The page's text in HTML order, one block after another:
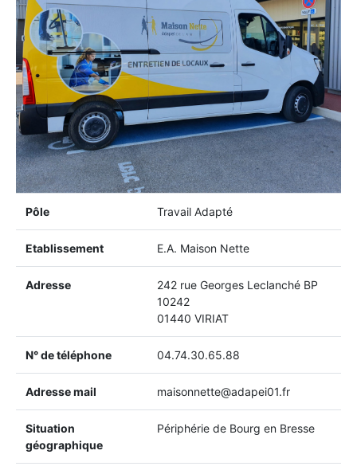
Pôle Travail Adapté
Etablissement E.A. Maison Nette
Adresse
242 rue Georges Leclanché BP
10242
01440 VIRIAT
N° de téléphone 04.74.30.65.88
Adresse mail maisonnette@adapei01.fr
Situation
géographique
Périphérie de Bourg en Bresse